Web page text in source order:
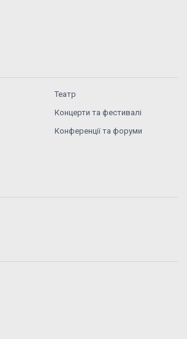
Театр
Концерти та фестивалі
Конференції та форуми